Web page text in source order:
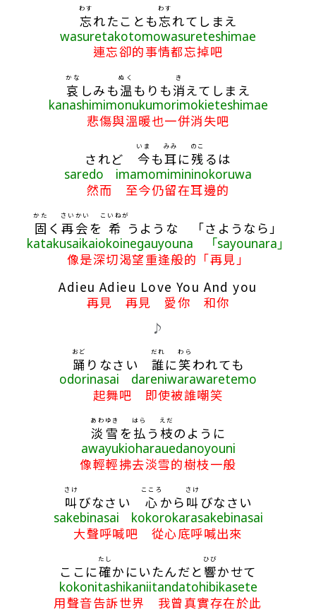
忘
わす
れたことも忘
わす
れてしまえ
wasuretakotomowasureteshimae
連忘卻的事情都忘掉吧
哀
かな
しみも温
ぬく
もりも消
き
えてしまえ
kanashimimonukumorimokieteshimae
悲傷與溫暖也一併消失吧
されど 今
いま
も耳
みみ
に残
のこ
るは
saredo imamomimininokoruwa
然而 至今仍留在耳邊的
固
かた
く 再会
さいかい
を 希
こいねが
うような 「さようなら」
katakusaikaiokoinegauyouna 「sayounara」
像是深切渴望重逢般的「再見」
Adieu Adieu Love You And you
再見 再見 愛你 和你
♪
踊
おど
りなさい 誰
だれ
に笑
わら
われても
odorinasai dareniwarawaretemo
起舞吧 即使被誰嘲笑
淡
あわ
雪
ゆき
を 払
はら
う 枝
えだ
のように
awayukioharauedanoyouni
像輕輕拂去淡雪的樹枝一般
叫
さけ
びなさい 心
こころ
から 叫
さけ
びなさい
sakebinasai kokorokarasakebinasai
大聲呼喊吧 從心底呼喊出來
ここに確
たし
かにいたんだと響
ひび
かせて
kokonitashikaniitandatohibikasete
用聲音告訴世界 我曾真實存在於此